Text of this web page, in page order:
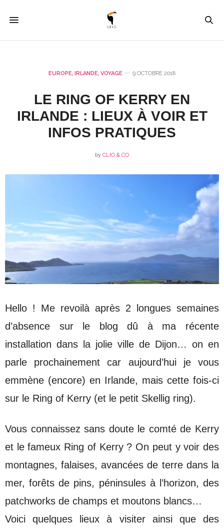
EUROPE, IRLANDE, VOYAGE 9 OCTOBRE 2018
LE RING OF KERRY EN
IRLANDE : LIEUX À VOIR ET
INFOS PRATIQUES
by CLIO & CO
Hello ! Me revoilà après 2 longues semaines
d’absence sur le blog dû à ma récente
installation dans la jolie ville de Dijon… on en
parle prochainement car aujourd’hui je vous
emmène (encore) en Irlande, mais cette fois-ci
sur le Ring of Kerry (et le petit Skellig ring).
Vous connaissez sans doute le comté de Kerry
et le fameux Ring of Kerry ? On peut y voir des
montagnes, falaises, avancées de terre dans la
mer, forêts de pins, péninsules à l’horizon, des
patchworks de champs et moutons blancs…
Voici quelques lieux à visiter ainsi que des